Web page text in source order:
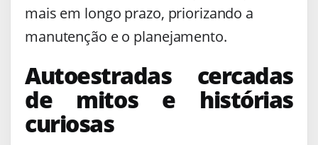
mais em longo prazo, priorizando a
manutenção e o planejamento.
Autoestradas cercadas
de mitos e histórias
curiosas